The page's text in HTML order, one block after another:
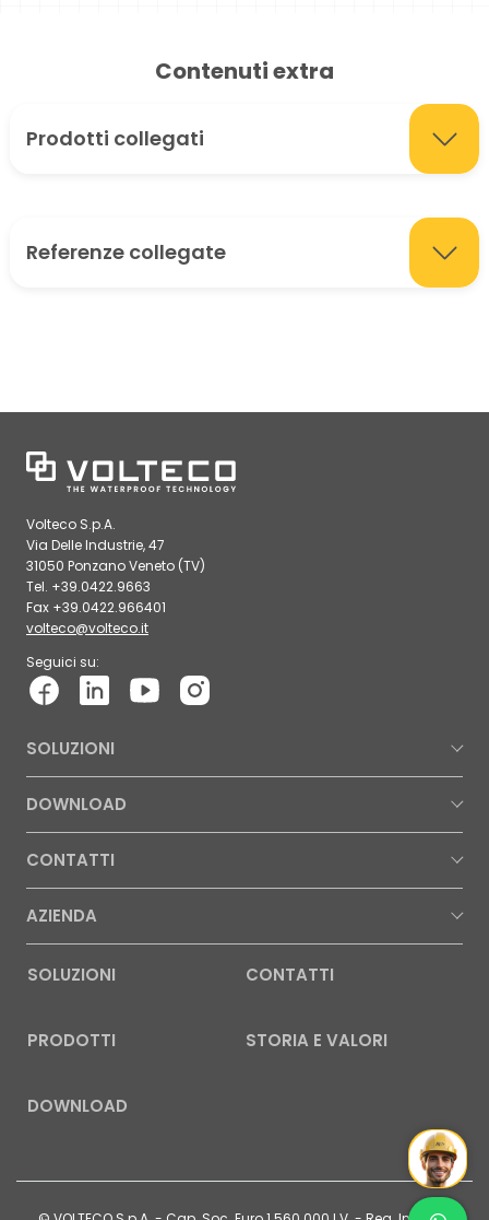
Contenuti extra
Prodotti collegati
Referenze collegate
Volteco S.p.A.
Via Delle Industrie, 47
31050 Ponzano Veneto (TV)
Tel. +39.0422.9663
Fax +39.0422.966401
volteco@volteco.it
Seguici su:
SOLUZIONI
DOWNLOAD
CONTATTI
AZIENDA
SOLUZIONI CONTATTI
PRODOTTI STORIA E VALORI
DOWNLOAD
Mr